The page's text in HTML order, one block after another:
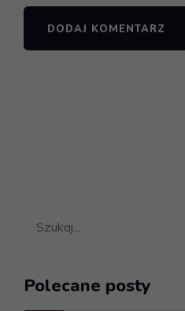
Polecane posty